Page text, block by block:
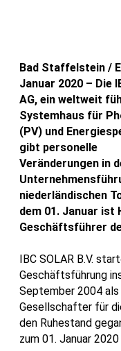
Bad Staffelstein /
Januar 2020 – Die
AG, ein weltweit
Systemhaus für
(PV) und
gibt personelle
Veränderungen in
niederländischen
dem 01. Januar ist
Geschäftsführer
IBC SOLAR B.V.
Geschäftsführung
September 2004
Gesellschafter für
den Ruhestand
zum 01. Januar